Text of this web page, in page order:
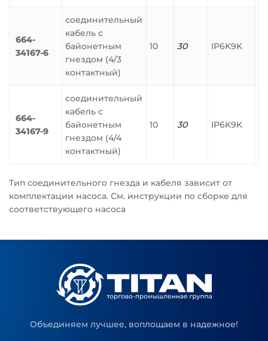
664-
34167-6
соединительный
кабель с
байонетным
гнездом (4/3
контактный)
10 30 IP6K9K
664-
34167-9
соединительный
кабель с
байонетным
гнездом (4/4
контактный)
10 30 IP6K9K
Тип соединительного гнезда и кабеля зависит от
комплектации насоса. См. инструкции по сборке для
соответствующего насоса
Объединяем лучшее, воплощаем в надежное!